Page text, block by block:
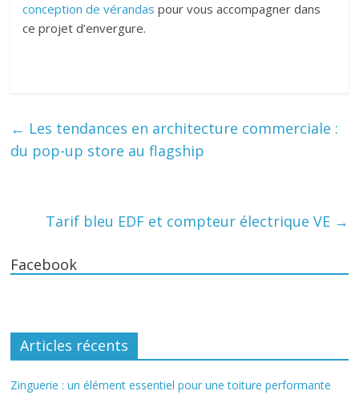
conception de vérandas pour vous accompagner dans
ce projet d’envergure.
← Les tendances en architecture commerciale :
du pop-up store au flagship
Tarif bleu EDF et compteur électrique VE →
Facebook
Articles récents
Zinguerie : un élément essentiel pour une toiture performante